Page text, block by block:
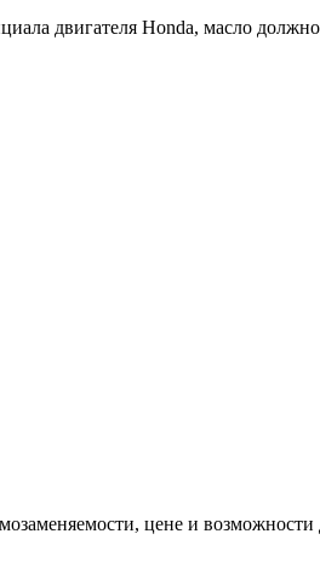
двигателя Honda, масло
цене и